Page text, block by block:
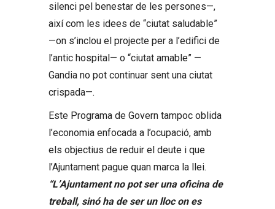
silenci pel benestar de les persones—,
així com les idees de “ciutat saludable”
—on s’inclou el projecte per a l’edifici de
l’antic hospital— o “ciutat amable” —
Gandia no pot continuar sent una ciutat
crispada—.
Este Programa de Govern tampoc oblida
l’economia enfocada a l’ocupació, amb
els objectius de reduir el deute i que
l’Ajuntament pague quan marca la llei.
“L’Ajuntament no pot ser una oficina de
treball, sinó ha de ser un lloc on es